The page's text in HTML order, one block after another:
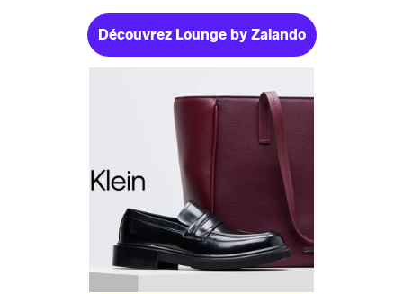
Découvrez Lounge by Zalando